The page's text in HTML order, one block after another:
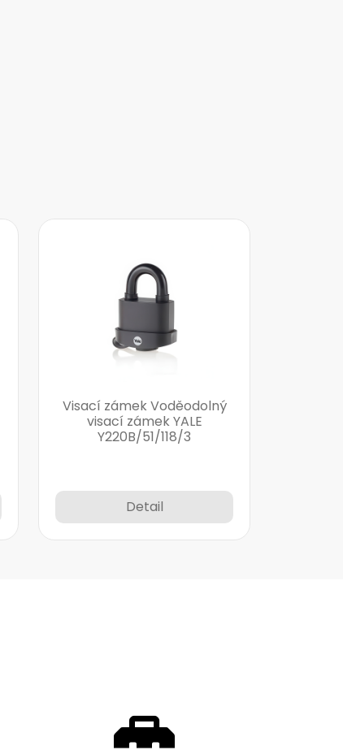
Visací zámek Voděodolný
visací zámek YALE
Y220B/51/118/3
Detail